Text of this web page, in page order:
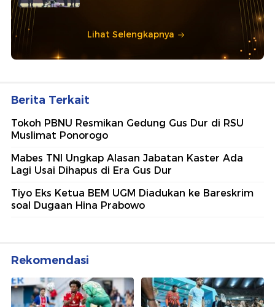
Lihat Selengkapnya
Berita Terkait
Tokoh PBNU Resmikan Gedung Gus Dur di RSU
Muslimat Ponorogo
Mabes TNI Ungkap Alasan Jabatan Kaster Ada
Lagi Usai Dihapus di Era Gus Dur
Tiyo Eks Ketua BEM UGM Diadukan ke Bareskrim
soal Dugaan Hina Prabowo
Rekomendasi